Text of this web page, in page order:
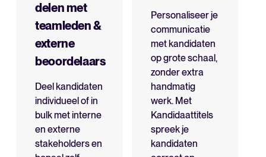
delen met
teamleden &
externe
beoordelaars
Deel kandidaten
individueel of in
bulk met interne
en externe
stakeholders en
Personaliseer je
communicatie
met kandidaten
op grote schaal,
zonder extra
handmatig
werk. Met
Kandidaattitels
spreek je
kandidaten